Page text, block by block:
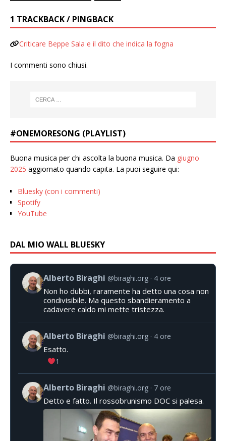
1 TRACKBACK / PINGBACK
Criticare Beppe Sala e il dito che indica la fogna
I commenti sono chiusi.
#ONEMORESONG (PLAYLIST)
Buona musica per chi ascolta la buona musica. Da giugno
2025 aggiornato quando capita. La puoi seguire qui:
Bluesky (con i commenti)
Spotify
YouTube
DAL MIO WALL BLUESKY
Alberto Biraghi @biraghi.org 4 ore
Non ho dubbi, raramente ha detto una cosa non
condivisibile. Ma questo sbandieramento a
cadavere caldo mi mette tristezza.
Alberto Biraghi @biraghi.org 4 ore
Esatto.
1
Alberto Biraghi @biraghi.org 7 ore
Detto e fatto. Il rossobrunismo DOC si palesa.